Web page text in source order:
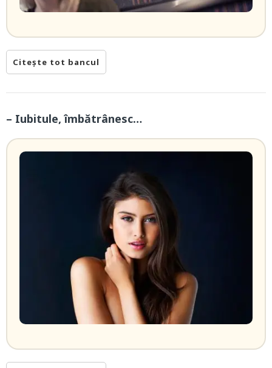
Citește tot bancul
– Iubitule, îmbătrânesc…